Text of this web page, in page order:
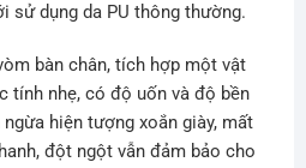
sử dụng da PU thông thường.
bàn chân, tích hợp một vật
tính nhẹ, có độ uốn và độ bền
hiện tượng xoắn giày, mất
đột ngột vẫn đảm bảo cho